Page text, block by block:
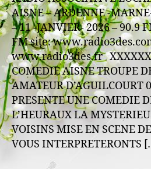
AISNE – ARDENNE -
– 11 -JANVIER- 2026 – 90.9
FM site:
www.radio3des.fr
COMEDIE AISNE TROUPE
AMATEUR D’AGUILCOURT
PRESENTE UNE COMEDIE
L’HEURAUX LA
VOISINS MISE EN SCENE
VOUS INTERPRETERONTS